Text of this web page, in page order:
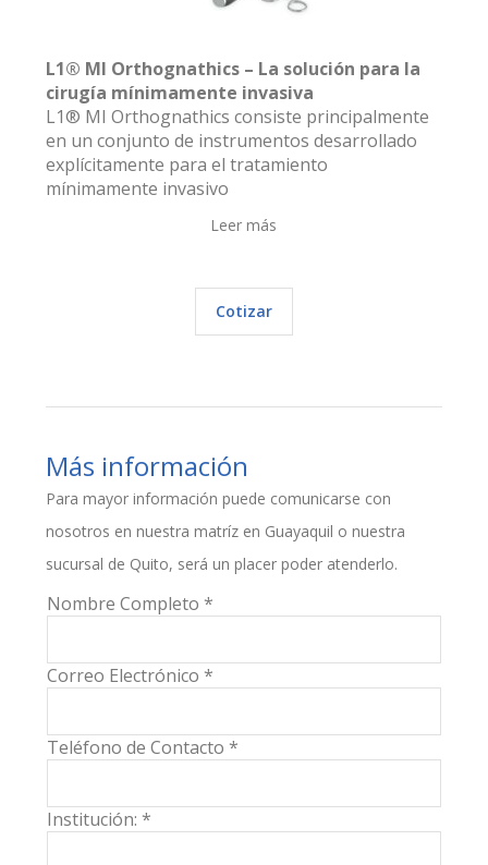
L1® MI Orthognathics – La solución para la
cirugía mínimamente invasiva
L1® MI Orthognathics consiste principalmente
en un conjunto de instrumentos desarrollado
explícitamente para el tratamiento
mínimamente invasivo
Leer más
Cotizar
Más información
Para mayor información puede comunicarse con
nosotros en nuestra matríz en Guayaquil o nuestra
sucursal de Quito, será un placer poder atenderlo.
Nombre Completo *
Correo Electrónico *
Teléfono de Contacto *
Institución: *